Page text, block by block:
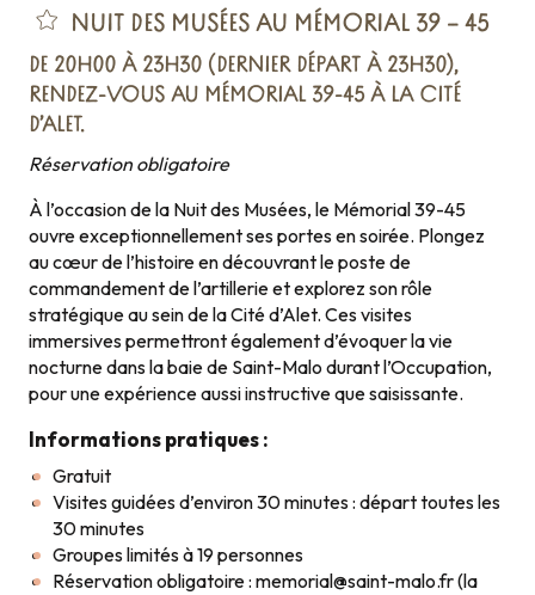
NUIT DES MUSÉES AU MÉMORIAL 39 – 45
DE 20H00 À 23H30 (DERNIER DÉPART À 23H30),
RENDEZ-VOUS AU MÉMORIAL 39-45 À LA CITÉ
D’ALET.
Réservation obligatoire
À l’occasion de la Nuit des Musées, le Mémorial 39-45
ouvre exceptionnellement ses portes en soirée. Plongez
au cœur de l’histoire en découvrant le poste de
commandement de l’artillerie et explorez son rôle
stratégique au sein de la Cité d’Alet. Ces visites
immersives permettront également d’évoquer la vie
nocturne dans la baie de Saint-Malo durant l’Occupation,
pour une expérience aussi instructive que saisissante.
Informations pratiques :
Gratuit
Visites guidées d’environ 30 minutes : départ toutes les
30 minutes
Groupes limités à 19 personnes
Réservation obligatoire : memorial@saint-malo.fr(la